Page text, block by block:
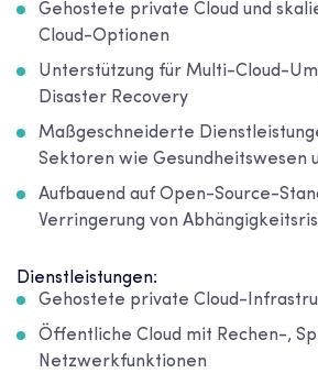
Gehostete private Cloud und
Cloud-Optionen
Unterstützung für Multi-Cloud-
Disaster Recovery
Maßgeschneiderte
Sektoren wie Gesundheitswesen
Aufbauend auf Open-Source-
Verringerung von
Dienstleistungen:
Gehostete private Cloud-
Öffentliche Cloud mit Rechen-,
Netzwerkfunktionen